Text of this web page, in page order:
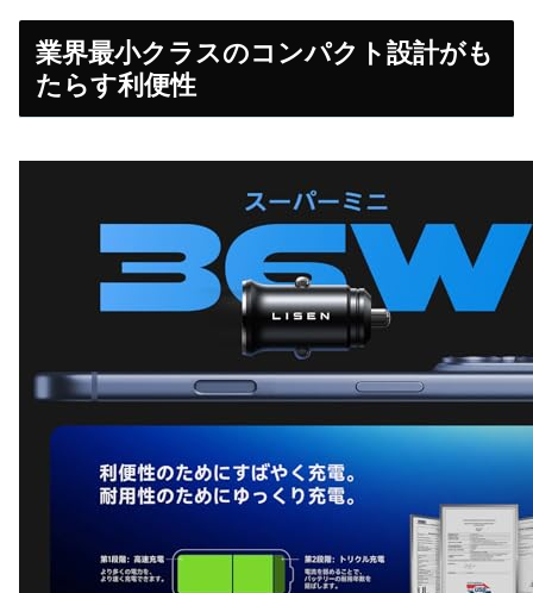
業界最小クラスのコンパクト設計がも
たらす利便性